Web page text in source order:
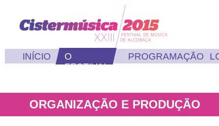
INÍCIO
O
FESTIVAL
PROGRAMAÇÃO
ORGANIZAÇÃO E PRODUÇÃO